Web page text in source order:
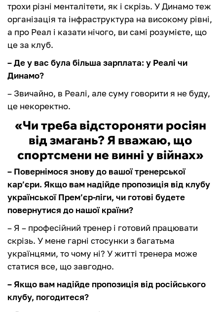
трохи різні менталітети, як і скрізь. У Динамо теж
організація та інфраструктура на високому рівні,
а про Реал і казати нічого, ви самі розумієте, що
це за клуб.
– Де у вас була більша зарплата: у Реалі чи
Динамо?
– Звичайно, в Реалі, але суму говорити я не буду,
це некоректно.
«Чи треба відстороняти росіян
від змагань? Я вважаю, що
спортсмени не винні у війнах»
– Повернімося знову до вашої тренерської
кар’єри. Якщо вам надійде пропозиція від клубу
української Прем’єр-ліги, чи готові будете
повернутися до нашої країни?
– Я – професійний тренер і готовий працювати
скрізь. У мене гарні стосунки з багатьма
українцями, то чому ні? У житті тренера може
статися все, що завгодно.
– Якщо вам надійде пропозиція від російського
клубу, погодитеся?